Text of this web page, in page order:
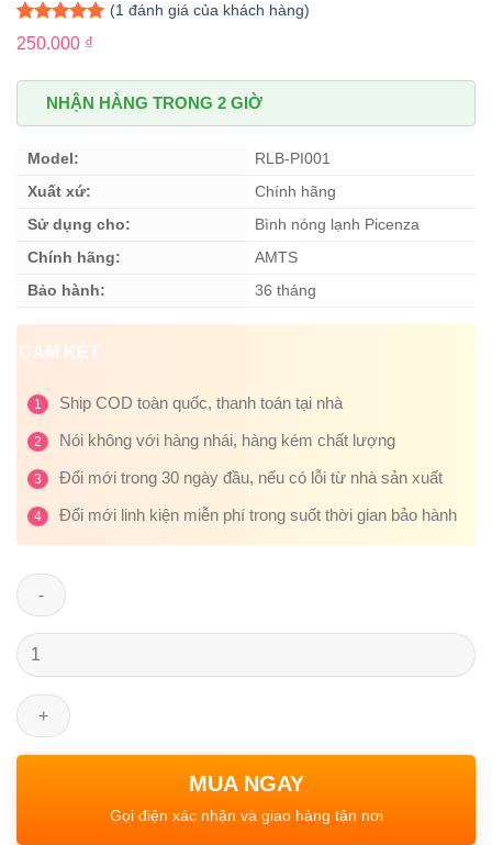
5.00 trên 5
dựa trên
1
(1 đánh giá của khách hàng)
250.000 ₫
NHẬN HÀNG TRONG 2 GIỜ
Model:
RLB-PI001
Xuất xứ:
Chính hãng
Sử dụng cho:
Bình nóng lạnh Picenza
Chính hãng:
AMTS
Bảo hành:
36 tháng
CAM KẾT
1 Ship COD toàn quốc, thanh toán tại nhà
2 Nói không với hàng nhái, hàng kém chất lượng
3 Đổi mới trong 30 ngày đầu, nếu có lỗi từ nhà sản xuất
4 Đổi mới linh kiện miễn phí trong suốt thời gian bảo hành
Số
lượng